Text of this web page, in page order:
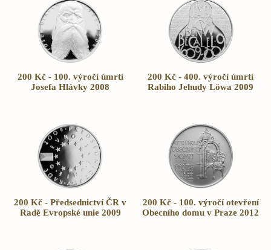
200 Kč - 100. výročí úmrtí
Josefa Hlávky 2008
200 Kč - 400. výročí úmrtí
Rabiho Jehudy Löwa 2009
200 Kč - Předsednictví ČR v
Radě Evropské unie 2009
200 Kč - 100. výročí otevření
Obecního domu v Praze 2012